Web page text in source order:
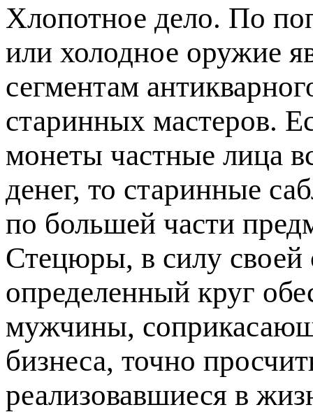
Хлопотное дело. По
или холодное оружие
сегментам
старинных мастеров.
монеты частные лица
денег, то старинные
по большей части
Стецюры, в силу своей
определенный круг
мужчины,
бизнеса, точно
реализовавшиеся в